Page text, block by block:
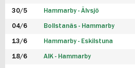
30/5 Hammarby - Älvsjö
04/6 Bollstanäs - Hammarby
13/6 Hammarby - Eskilstuna
18/6 AIK - Hammarby